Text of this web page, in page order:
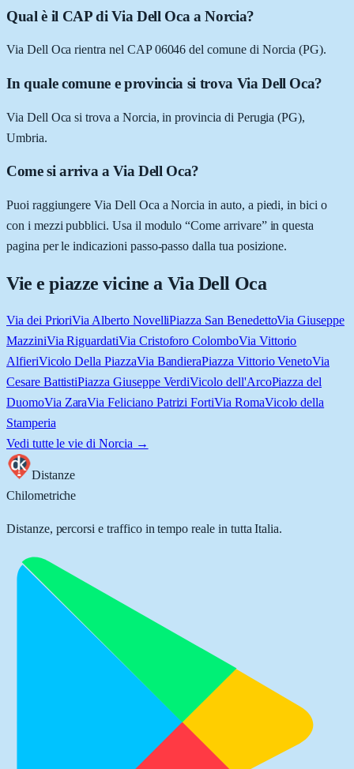
Qual è il CAP di Via Dell Oca a Norcia?
Via Dell Oca rientra nel CAP 06046 del comune di Norcia (PG).
In quale comune e provincia si trova Via Dell Oca?
Via Dell Oca si trova a Norcia, in provincia di Perugia (PG),
Umbria.
Come si arriva a Via Dell Oca?
Puoi raggiungere Via Dell Oca a Norcia in auto, a piedi, in bici o
con i mezzi pubblici. Usa il modulo “Come arrivare” in questa
pagina per le indicazioni passo-passo dalla tua posizione.
Vie e piazze vicine a Via Dell Oca
Via dei PrioriVia Alberto NovelliPiazza San BenedettoVia Giuseppe
MazziniVia RiguardatiVia Cristoforo ColomboVia Vittorio
AlfieriVicolo Della PiazzaVia BandieraPiazza Vittorio VenetoVia
Cesare BattistiPiazza Giuseppe VerdiVicolo dell'ArcoPiazza del
DuomoVia ZaraVia Feliciano Patrizi FortiVia RomaVicolo della
Stamperia
Vedi tutte le vie di Norcia →
Distanze
Chilometriche
Distanze, percorsi e traffico in tempo reale in tutta Italia.